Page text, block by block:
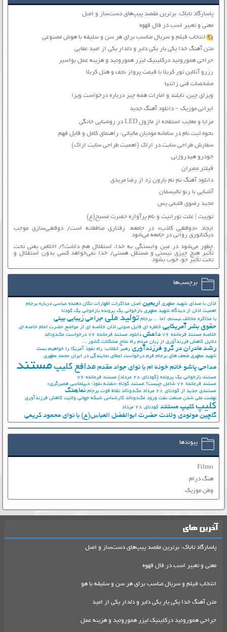
پاسارگاد تاباک: برترین مقصد پیپ‌های دست‌ساز و اصل
معنی و تعبیر اسب در فال قهوه
انتخاب فیلم و سریال مناسب برای هر سن و سلیقه با هوش مصنوعی
متن آهنگ خدا یکی یار یکی دلبر و دلدار یکی از امید عقابی
جراحی هموروئید درکلینیک لیزر هموروئید و هزینه عمل بواسیر
رزرو آنلاین تور کربلا با قیمت پرواز نجف و هتل کربلا
مشخصات فنی زانتیا
ویزای چین، تایلند و امارات همه چیز درباره درخواست ویزا
ایرانی موزیک – دانلود آهنگ جدید
مزایا و معایب استفاده از ماژول LED در روشنایی خانگی
نحوه ثبت نام در سامانه مودیان مالیاتی: راهنمای کامل و قابل فهم
سفارش طراحی سایت در اراک (اهمیت طراحی سایت اراک)
خودرو هیدروژنی
فیلتر ممبران
دانلود آهنگ نم نم بارون زد از رضا مریدی
آشنایی با رنو تالیسمان
مجید رضوی قلبمی پس
توییت | علت نورانیت و نام پرآوازه حضرت مسیح(ع)
ایجاد «دوقطبی کاذب» در جامعه، رفتاری منافقانه است/ دوقطبی‌سازی موجب
دیکتاتوری روانی در جامعه می‌شود
چطور می‌شود در عین وابستگی به خدا، استقلال هم داشت؟/ اخلاص یعنی تحت
تأثیر هیچ چیزی نیستی و مستقل هستی/ خدا نمی‌خواهد کسی بدون استقلال و
تحت تأثیر جوّ، خوب بشود
برچسب‌ها
اذان با صدای شهید مطهری اربعین اصل مذاکرات اظهارات تکان دهنده عباسی درباره برجام
اهمیت اذان از دیدگاه شهید مطهری بازخوانی یک پرونده بازخوانی یک کودتا
با مذاکره مخالف نیستم، اما ... برجام تولید ملی جراحی زیبایی بینی
حقوق بشر آمریکایی خاطره ای فایل صوتی اذان خلاصه ای از مواضع حضرت امام خامنه ای
خلاصه مستند فرمانده 76
داعش دانلود مستند فرمانده 76
درخواست مک‌دونالد
دلایل کاهش فرزندآوری از زبان مردم راه علاج مشکلات کشور ...
رشد مادران در گرو فرزندآوری رهبر انقلاب: راه نفوذ آمریکا را خواهیم بست
شهید مطهری ضعف های برجام فرم درخواست اعطای نمایندگی در ایران محمد مطهری
مداحی پاشو خانم خونه ام با نوای جواد مقدم مدافع کلیپ مستند
مستند بازخوانی یک پرونده (کودتای 28 مرداد)
مستند فرمانده 76
مستند فرمانده 76 شامل چیست؟
مستند کوتاه «نقشه نفوذ؛ دیپلماسی همبرگری»
مستندی جدید از کودتای 28 مرداد
مک‌دونالد نقاط قوت برجام نماهنگ
نهضت ملي شدن صنعت نفت ورود مک‌دونالد کارشناس شبکه جهانی ولایت کاهش فرزندآوری
کلیپ کلیپ مستند کودتای 28 مرداد
گلچین مولودی ولادت حضرت ابوالفضل العباس(ع) با نوای محمود کریمی
پیوندها
Filmo
هنگ درام
وطن موزیک
آخرین های
پاسارگاد تاباک: برترین مقصد پیپ‌های دست‌ساز و اصل
معنی و تعبیر اسب در فال قهوه
انتخاب فیلم و سریال مناسب برای هر سن و سلیقه با هو
متن آهنگ خدا یکی یار یکی دلبر و دلدار یکی از امید
جراحی هموروئید درکلینیک لیزر هموروئید و هزینه عمل